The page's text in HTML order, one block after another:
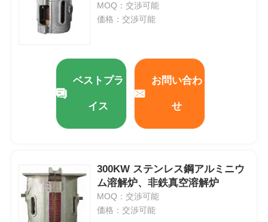
MOQ：交渉可能
価格：交渉可能
ベストプラ
イス
お問い合わ
せ
300KW ステンレス鋼アルミニウ
ム溶解炉、非鉄真空溶解炉
MOQ：交渉可能
価格：交渉可能